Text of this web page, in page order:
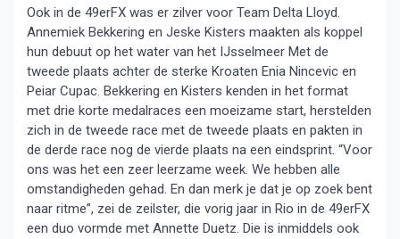
Ook in de 49erFX was er zilver voor Team Delta Lloyd.
Annemiek Bekkering en Jeske Kisters maakten als koppel
hun debuut op het water van het IJsselmeer Met de
tweede plaats achter de sterke Kroaten Enia Nincevic en
Peiar Cupac. Bekkering en Kisters kenden in het format
met drie korte medalraces een moeizame start, herstelden
zich in de tweede race met de tweede plaats en pakten in
de derde race nog de vierde plaats na een eindsprint. “Voor
ons was het een zeer leerzame week. We hebben alle
omstandigheden gehad. En dan merk je dat je op zoek bent
naar ritme”, zei de zeilster, die vorig jaar in Rio in de 49erFX
een duo vormde met Annette Duetz. Die is inmiddels ook